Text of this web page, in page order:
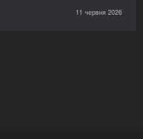
11 червня 2026